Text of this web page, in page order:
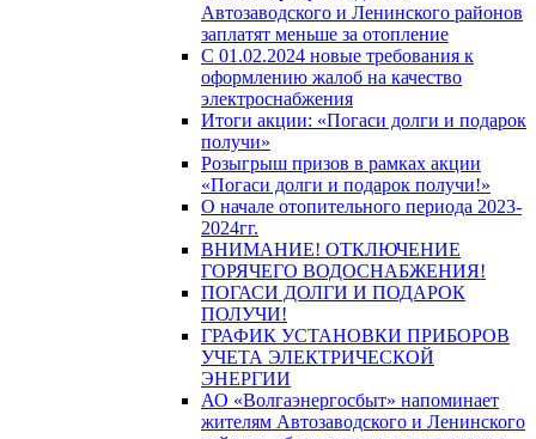
Автозаводского и Ленинского районов
заплатят меньше за отопление
С 01.02.2024 новые требования к
оформлению жалоб на качество
электроснабжения
Итоги акции: «Погаси долги и подарок
получи»
Розыгрыш призов в рамках акции
«Погаси долги и подарок получи!»
О начале отопительного периода 2023-
2024гг.
ВНИМАНИЕ! ОТКЛЮЧЕНИЕ
ГОРЯЧЕГО ВОДОСНАБЖЕНИЯ!
ПОГАСИ ДОЛГИ И ПОДАРОК
ПОЛУЧИ!
ГРАФИК УСТАНОВКИ ПРИБОРОВ
УЧЕТА ЭЛЕКТРИЧЕСКОЙ
ЭНЕРГИИ
АО «Волгаэнергосбыт» напоминает
жителям Автозаводского и Ленинского